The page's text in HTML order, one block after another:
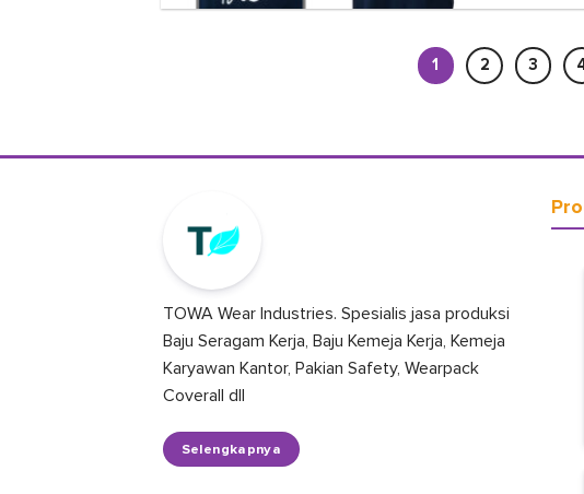
1 2 3
TOWA Wear Industries. Spesialis jasa produksi
Baju Seragam Kerja, Baju Kemeja Kerja, Kemeja
Karyawan Kantor, Pakian Safety, Wearpack
Coverall dll
Selengkapnya